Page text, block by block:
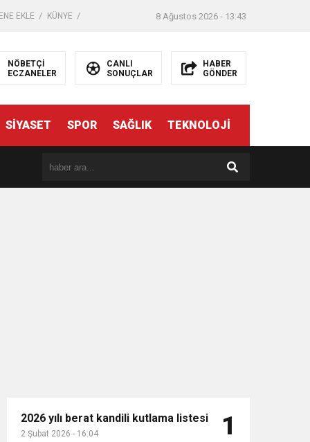
EKLE KÜNYE 8 Ağustos 2026 - 13:43
NÖBETÇİ
ECZANELER
CANLI
SONUÇLAR
HABER
GÖNDER
SİYASET SPOR SAĞLIK TEKNOLOJİ
2026 yılı berat kandili kutlama listesi
2 Şubat 2026 - 16:04 1